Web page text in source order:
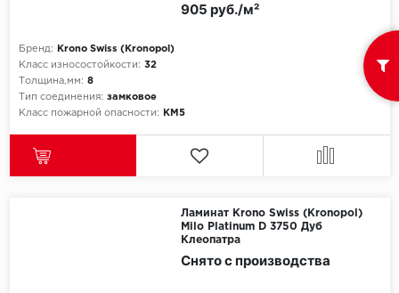
Novafloor
Primavera
Бренд:
Krono Swiss (Kronopol)
Класс износостойкости: 32
Толщина,мм: 8
Тип соединения: замковое
Класс пожарной опасности:
КМ5
905 руб./м²
Ламинат Krono Swiss (Kronopol)
Milo Platinum D 3750 Дуб
Клеопатра
Снято с производства